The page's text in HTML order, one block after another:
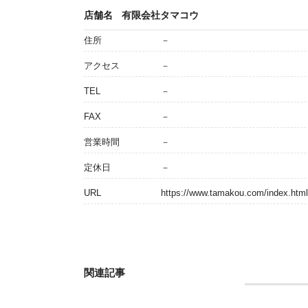
店舗名 有限会社タマコウ
住所 －
アクセス －
TEL －
FAX －
営業時間 －
定休日 －
URL https://www.tamakou.com/index.html
関連記事